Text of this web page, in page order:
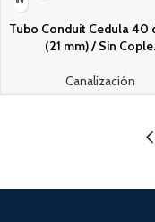
Tubo Conduit Cedula 40
(21 mm) / Sin Cople.
Canalización